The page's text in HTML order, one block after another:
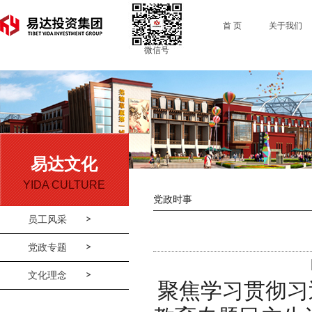
微信号
首 页 关于我们
易达文化
YIDA CULTURE
员工风采
党政专题
文化理念
党政时事
聚焦学习贯彻